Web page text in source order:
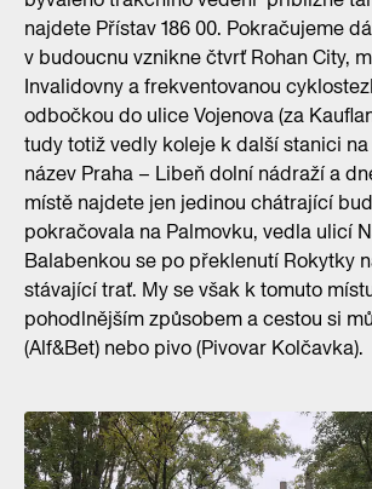
najdete Přístav 186 00. Pokračujeme
v budoucnu vznikne čtvrť Rohan City,
Invalidovny a frekventovanou
odbočkou do ulice Vojenova (za
tudy totiž vedly koleje k další stanici
název Praha – Libeň dolní nádraží a
místě najdete jen jedinou chátrající
pokračovala na Palmovku, vedla ulicí
Balabenkou se po překlenutí Rokytky
stávající trať. My se však k tomuto
pohodlnějším způsobem a cestou si
(Alf&Bet) nebo pivo (Pivovar Kolčavka).